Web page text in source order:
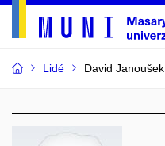
Lidé David Janoušek